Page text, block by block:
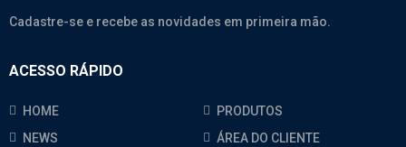
Cadastre-se e recebe as novidades em primeira mão.
ACESSO RÁPIDO
HOME
PRODUTOS
NEWS
ÁREA DO CLIENTE